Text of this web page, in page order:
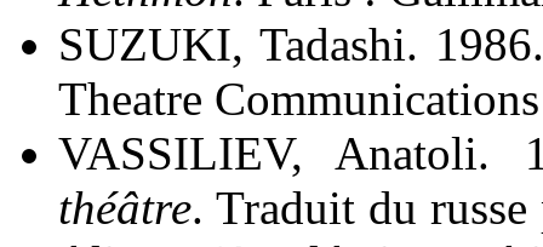
SUZUKI, Tadashi.
Theatre
VASSILIEV, Anatoli.
théâtre. Traduit du